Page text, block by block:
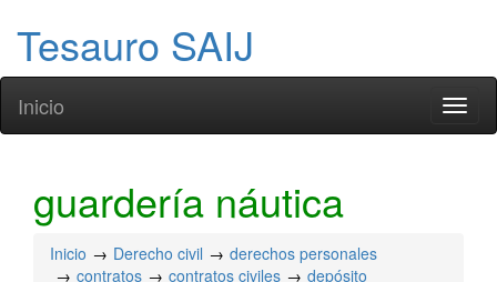
Tesauro SAIJ
Inicio
guardería náutica
Inicio Derecho civil
derechos personales
contratos
contratos civiles
depósito